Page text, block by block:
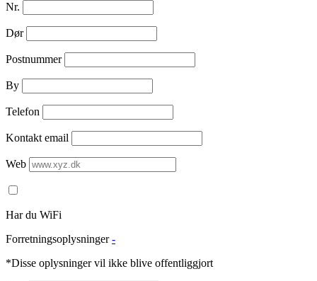
Nr.
Dør
Postnummer
By
Telefon
Kontakt email
Web
Har du WiFi
Forretningsoplysninger -
*Disse oplysninger vil ikke blive offentliggjort